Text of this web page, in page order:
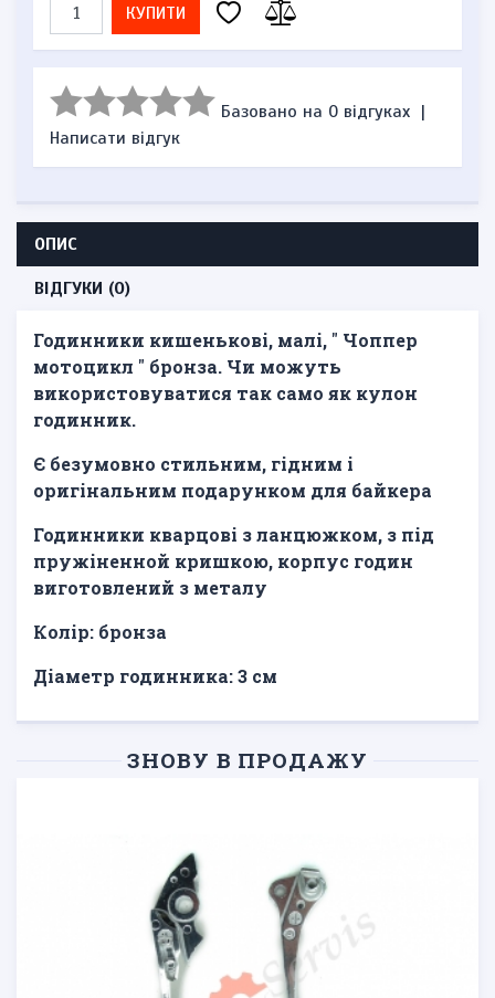
КУПИТИ
Базовано на 0 відгуках |
Написати відгук
ОПИС
ВІДГУКИ (0)
Годинники кишенькові, малі, " Чоппер
мотоцикл " бронза. Чи можуть
використовуватися так само як кулон
годинник.
Є безумовно стильним, гідним і
оригінальним подарунком для байкера
Годинники кварцові з ланцюжком, з під
пружіненной кришкою, корпус годин
виготовлений з металу
Колір: бронза
Діаметр годинника: 3 см
ЗНОВУ В ПРОДАЖУ